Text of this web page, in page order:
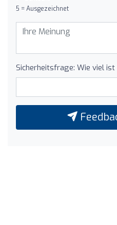
5 = Ausgezeichnet
Sicherheitsfrage: Wie viel ist